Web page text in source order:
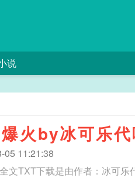
说
火by冰可乐
05 11:21:38
文TXT下载是由作者：冰可乐